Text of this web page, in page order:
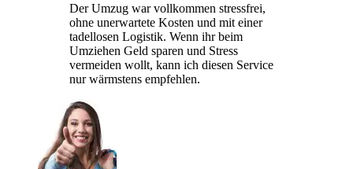
Der Umzug war vollkommen stressfrei,
ohne unerwartete Kosten und mit einer
tadellosen Logistik. Wenn ihr beim
Umziehen Geld sparen und Stress
vermeiden wollt, kann ich diesen Service
nur wärmstens empfehlen.